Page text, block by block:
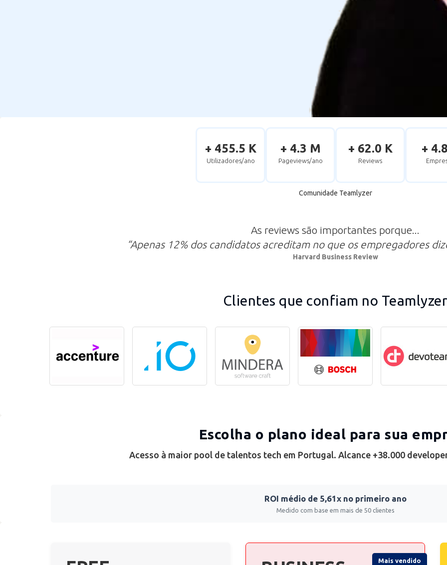
+ 455.5 K
Utilizadores/ano
+ 4.3 M
Pageviews/ano
+ 62.0 K
Reviews
+
Comunidade Teamlyzer
As reviews são importantes porque...
“Apenas 12% dos candidatos acreditam no que os empregadores
Harvard Business Review
Clientes que confiam no
Escolha o plano ideal para sua
Acesso à maior pool de talentos tech em Portugal. Alcance +38.000
ROI médio de 5,61x no primeiro ano
Medido com base em mais de 50 clientes
Mais vendido